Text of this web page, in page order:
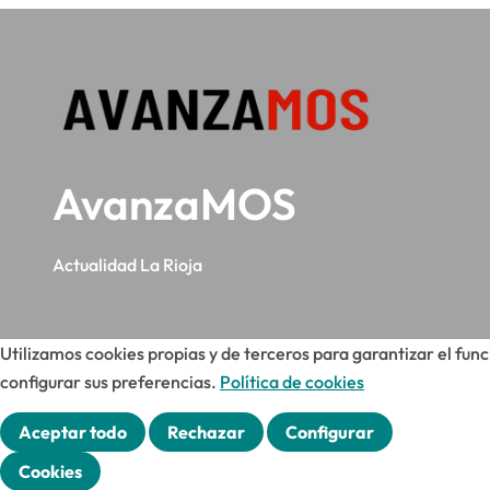
d
s
AvanzaMOS
Actualidad La Rioja
Utilizamos cookies propias y de terceros para garantizar el
configurar sus preferencias. Política de cookies
Aceptar todo Rechazar
Configurar
Cookies